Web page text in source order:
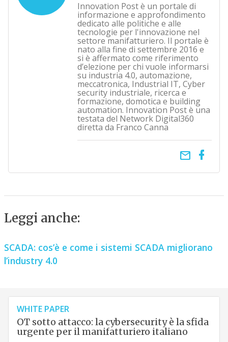
Innovation Post è un portale di
informazione e approfondimento
dedicato alle politiche e alle
tecnologie per l'innovazione nel
settore manifatturiero. Il portale è
nato alla fine di settembre 2016 e
si è affermato come riferimento
d’elezione per chi vuole informarsi
su industria 4.0, automazione,
meccatronica, Industrial IT, Cyber
security industriale, ricerca e
formazione, domotica e building
automation. Innovation Post è una
testata del Network Digital360
diretta da Franco Canna
email
Leggi anche:
SCADA: cos’è e come i sistemi SCADA migliorano
l’industry 4.0
WHITE PAPER
OT sotto attacco: la cybersecurity è la sfida
urgente per il manifatturiero italiano